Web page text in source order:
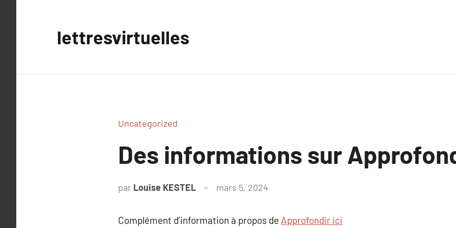
lettresvirtuelles
Uncategorized
Des informations sur
par Louise KESTEL mars 5, 2024
Complément d’information à propos de Approfondir ici